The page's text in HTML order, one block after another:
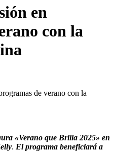
en
con la
de verano con la
«Verano que Brilla 2025» en
. El programa beneficiará a